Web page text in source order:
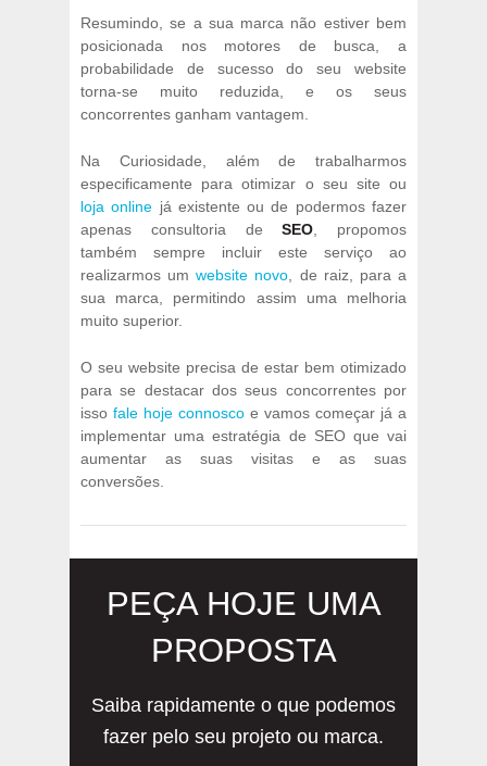
Resumindo, se a sua marca não estiver bem
posicionada nos motores de busca, a
probabilidade de sucesso do seu website
torna-se muito reduzida, e os seus
concorrentes ganham vantagem.
Na Curiosidade, além de trabalharmos
especificamente para otimizar o seu site ou
loja online já existente ou de podermos fazer
apenas consultoria deSEO , propomos
também sempre incluir este serviço ao
realizarmos umwebsite novo , de raiz, para a
sua marca, permitindo assim uma melhoria
muito superior.
O seu website precisa de estar bem otimizado
para se destacar dos seus concorrentes por
isso fale hoje connosco e vamos começar já a
implementar uma estratégia de SEO que vai
aumentar as suas visitas e as suas
conversões.
PEÇA HOJE UMA
PROPOSTA
Saiba rapidamente o que podemos
fazer pelo seu projeto ou marca.